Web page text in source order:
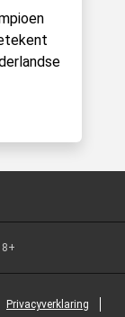
Privacyverklaring